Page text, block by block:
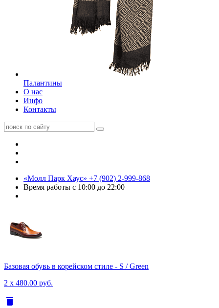
Палантины
О нас
Инфо
Контакты
«Молл Парк Хаус» +7 (902) 2-999-868
Время работы с 10:00 до 22:00
Базовая обувь в корейском стиле - S / Green
2 x 480.00 руб.
delete